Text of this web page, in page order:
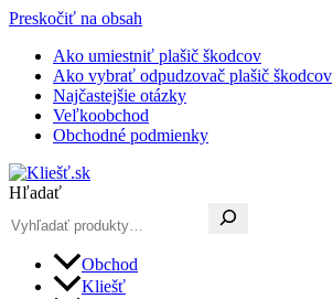
Preskočiť na obsah
Ako umiestniť plašič škodcov
Ako vybrať odpudzovač plašič škodcov
Najčastejšie otázky
Veľkoobchod
Obchodné podmienky
Hľadať
Obchod
Kliešť